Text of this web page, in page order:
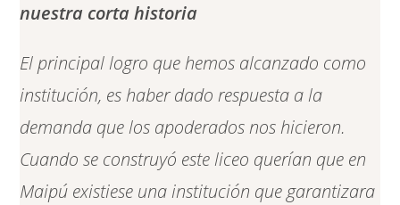
nuestra corta historia
El principal logro que hemos alcanzado como
institución, es haber dado respuesta a la
demanda que los apoderados nos hicieron.
Cuando se construyó este liceo querían que en
Maipú existiese una institución que garantizara